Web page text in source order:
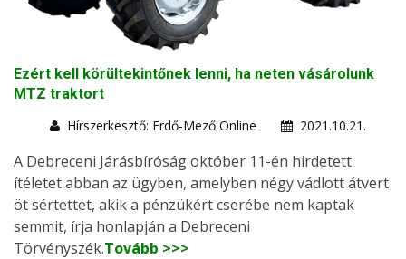
Ezért kell körültekintőnek lenni, ha neten vásárolunk
MTZ traktort
Hírszerkesztő: Erdő-Mező Online
2021.10.21.
A Debreceni Járásbíróság október 11-én hirdetett
ítéletet abban az ügyben, amelyben négy vádlott átvert
öt sértettet, akik a pénzükért cserébe nem kaptak
semmit, írja honlapján a Debreceni
Törvényszék.Tovább >>>